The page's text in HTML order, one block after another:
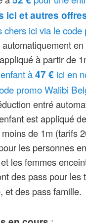
: nouveau
plus rapide
un parcours de
« Exotic World
: refonte de
mega grand-
être la
de haut, 110 km/
Karma
Playland,
de taille : limites
demandent
Mais il y a
avec horaire
à confirmer
ici et autres
chers ici via le
à partir de
à47 € ici en
promo Walibi
entré
est appliqué
de 1m (tarifs
les personnes
les femmes
des pass pour les
, et des pass famille.